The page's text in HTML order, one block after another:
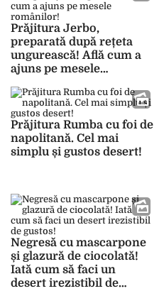
Prăjitura Jerbo,
preparată după rețeta
ungurească! Află cum a
ajuns pe mesele
Prăjitura Rumba cu foi de
napolitană. Cel mai
simplu și gustos desert!
Negresă cu mascarpone
și glazură de ciocolată!
Iată cum să faci un
desert irezistibil de